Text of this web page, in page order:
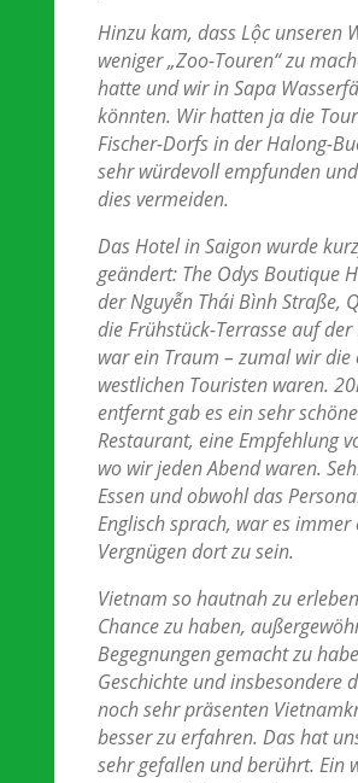
Hinzu kam, dass Lộc unseren
weniger „Zoo-Touren“ zu
hatte und wir in Sapa
könnten. Wir hatten ja die
Fischer-Dorfs in der Halong-
sehr würdevoll empfunden
dies vermeiden.
Das Hotel in Saigon wurde
geändert: The Odys Boutique
der Nguyễn Thái Bình Straße,
die Frühstück-Terrasse auf der
war ein Traum – zumal wir die
westlichen Touristen waren.
entfernt gab es ein sehr
Restaurant, eine Empfehlung
wo wir jeden Abend waren.
Essen und obwohl das
Englisch sprach, war es immer
Vergnügen dort zu sein.
Vietnam so hautnah zu
Chance zu haben,
Begegnungen gemacht zu
Geschichte und insbesondere
noch sehr präsenten
besser zu erfahren. Das hat
sehr gefallen und berührt. Ein